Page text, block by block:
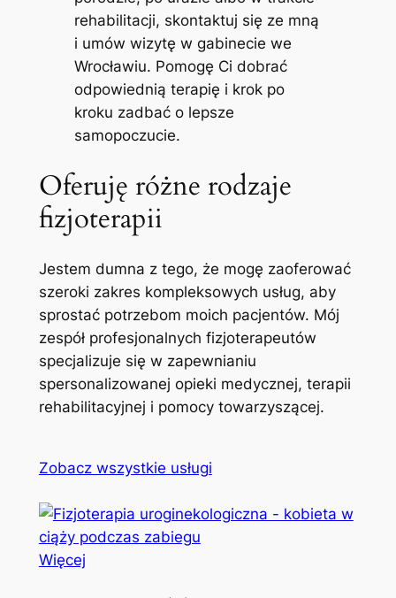
rehabilitacji, skontaktuj się ze mną
i umów wizytę w gabinecie we
Wrocławiu. Pomogę Ci dobrać
odpowiednią terapię i krok po
kroku zadbać o lepsze
samopoczucie.
Oferuję różne rodzaje
fizjoterapii
Jestem dumna z tego, że mogę zaoferować
szeroki zakres kompleksowych usług, aby
sprostać potrzebom moich pacjentów. Mój
zespół profesjonalnych fizjoterapeutów
specjalizuje się w zapewnianiu
spersonalizowanej opieki medycznej, terapii
rehabilitacyjnej i pomocy towarzyszącej.
Zobacz wszystkie usługi
Więcej